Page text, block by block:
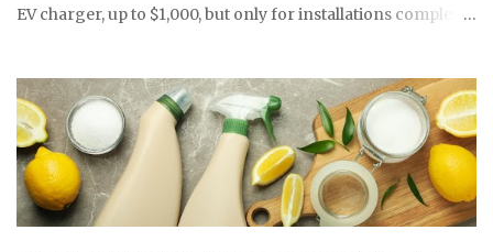
EV charger, up to $1,000, but only for installations completed
charger, two questions determine whether you capture that
savings or miss it entirely: does your location qualify, and
can you get the installation done before the deadline? Here's
exactly what you need to confirm before you buy a charger
or schedule an electrician. The credit rate is 30% of total
eligible costs, covering both the charger unit and